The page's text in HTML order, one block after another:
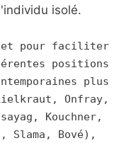
isolé.
pour faciliter
positions
plus
Onfray,
Kouchner,
Slama, Bové),